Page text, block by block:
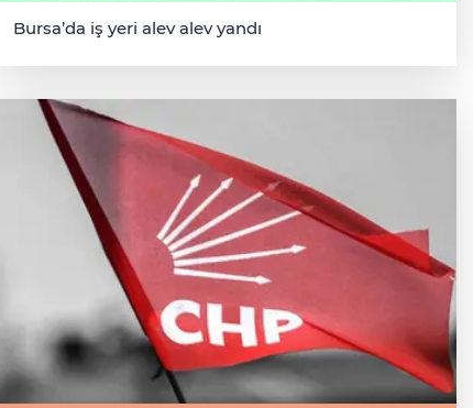
Bursa’da iş yeri alev alev yandı